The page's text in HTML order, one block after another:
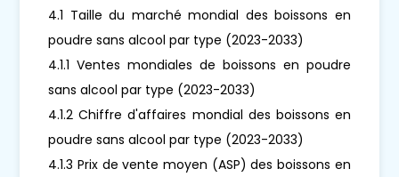
4.1 Taille du marché mondial des boissons en
poudre sans alcool par type (2023-2033)
4.1.1 Ventes mondiales de boissons en poudre
sans alcool par type (2023-2033)
4.1.2 Chiffre d'affaires mondial des boissons en
poudre sans alcool par type (2023-2033)
4.1.3 Prix de vente moyen (ASP) des boissons en